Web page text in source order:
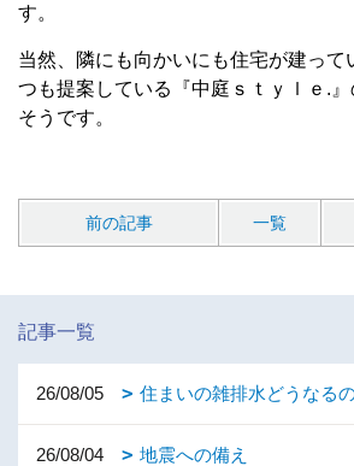
す。
当然、隣にも向かいにも住宅が建って
つも提案している『中庭ｓｔｙｌｅ.
そうです。
前の記事 一覧
記事一覧
26/08/05 住まいの雑排水どうなる
26/08/04 地震への備え